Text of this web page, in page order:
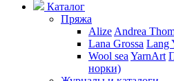
Каталог
Пряжа
Alize Andrea
Lana Grossa Lang
Wool sea YarnArt
норки)